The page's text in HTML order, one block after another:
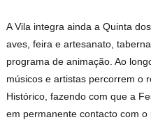
A Vila integra ainda a Quinta
aves, feira e artesanato,
programa de animação. Ao
músicos e artistas percorrem o
Histórico, fazendo com que a
em permanente contacto com o